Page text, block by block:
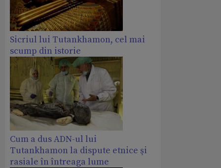
Sicriul lui Tutankhamon, cel mai
scump din istorie
Cum a dus ADN-ul lui
Tutankhamon la dispute etnice şi
rasiale în întreaga lume